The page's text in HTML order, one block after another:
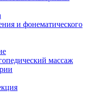
и фонематического
массаж